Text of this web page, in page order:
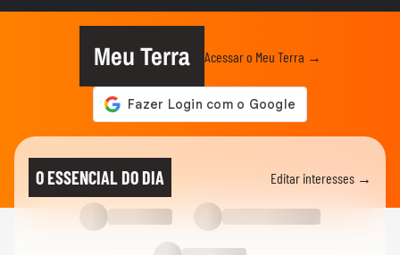
Lamine Yamal manda recado a Paredes
após agressão a Gavi na final...
Adolescente morre após fonte desabar
durante comemoração do título...
COPA DO MUNDO DA FIFA 2026
Torcedores argentinos entram em
confronto com a PM no RJ após...
Meu Terra Acessar o Meu Terra →
O ESSENCIAL DO DIA Editar interesses →